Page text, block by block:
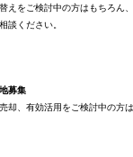
えをご検討中の方はもちろん
談ください。
募集
却、有効活用をご検討中の方